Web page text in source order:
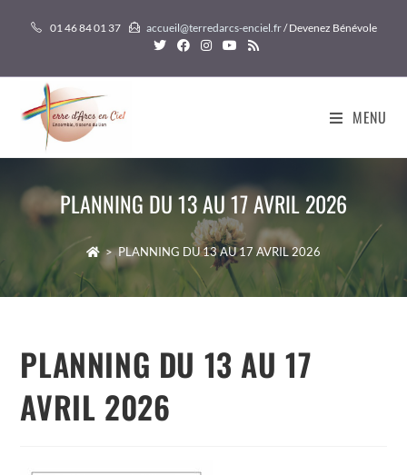
01 46 84 01 37 accueil@terredarcs-enciel.fr/ Devenez Bénévole
MENU
PLANNING DU 13 AU 17 AVRIL 2026
> PLANNING DU 13 AU 17 AVRIL 2026
PLANNING DU 13 AU 17
AVRIL 2026